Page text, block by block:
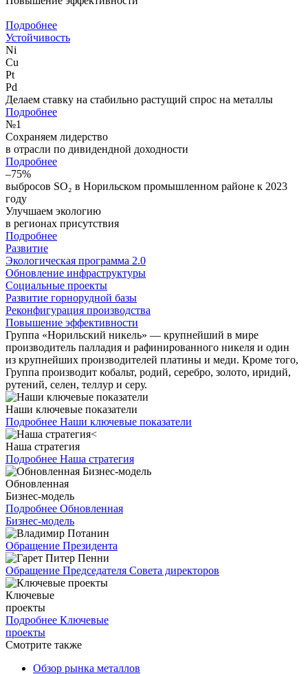
Подробнее
Устойчивость
Ni
Cu
Pt
Pd
Делаем ставку на стабильно растущий спрос на металлы
Подробнее
№1
Сохраняем лидерство
в отрасли по дивидендной доходности
Подробнее
–75%
выбросов SO₂ в Норильском промышленном районе к 2023
году
Улучшаем экологию
в регионах присутствия
Подробнее
Развитие
Экологическая программа 2.0
Обновление инфраструктуры
Социальные проекты
Развитие горнорудной базы
Реконфигурация производства
Повышение эффективности
Группа «Норильский никель» — крупнейший в мире
производитель палладия и рафинированного никеля и один
из крупнейших производителей платины и меди. Кроме того,
Группа производит кобальт, родий, серебро, золото, иридий,
рутений, селен, теллур и серу.
Наши ключевые показатели
Подробнее Наши ключевые показатели
Наша стратегия
Подробнее Наша стратегия
Обновленная
Бизнес-модель
Подробнее Обновленная
Бизнес-модель
Обращение Президента
Обращение Председателя Совета директоров
Ключевые
проекты
Подробнее Ключевые
проекты
Смотрите также
Обзор рынка металлов